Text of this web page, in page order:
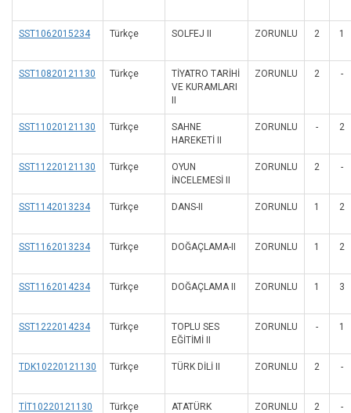
SST1062015234 Türkçe SOLFEJ II ZORUNLU 2 1
SST10820121130 Türkçe
TİYATRO TARİHİ
VE KURAMLARI
ZORUNLU 2 -
SST11020121130 Türkçe
SAHNE
HAREKETİ II
ZORUNLU - 2
SST11220121130 Türkçe
OYUN
İNCELEMESİ II
ZORUNLU 2 -
SST1142013234 Türkçe DANS-II ZORUNLU 1 2
SST1162013234 Türkçe DOĞAÇLAMA-II ZORUNLU 1 2
SST1162014234 Türkçe DOĞAÇLAMA II ZORUNLU 1 3
SST1222014234 Türkçe
TOPLU SES
EĞİTİMİ II
ZORUNLU - 1
TDK10220121130 Türkçe TÜRK DİLİ II ZORUNLU 2 -
TİT10220121130 Türkçe
ATATÜRK
ZORUNLU 2 -